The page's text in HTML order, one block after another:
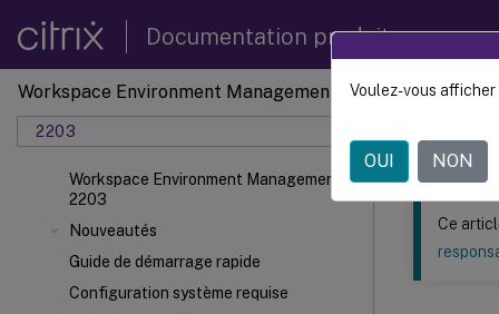
Documentation produit
Workspace Environment Management
2203
Workspace Environment Management
2203
Nouveautés
Guide de démarrage rapide
Configuration système requise
Ce contenu a
Ce
Voulez-vous
OUI NON